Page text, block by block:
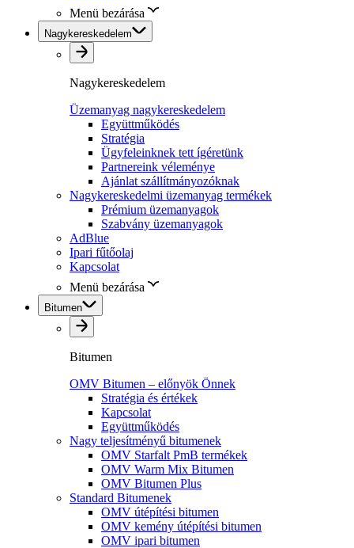
Menü bezárása
Nagykereskedelem
Nagykereskedelem
Üzemanyag nagykereskedelem
Együttműködés
Stratégia
Ügyfeleinknek tett ígéretünk
Partnereink véleménye
Ajánlat szállítmányozóknak
Nagykereskedelmi üzemanyag termékek
Prémium üzemanyagok
Szabvány üzemanyagok
AdBlue
Ipari fűtőolaj
Kapcsolat
Menü bezárása
Bitumen
Bitumen
OMV Bitumen – előnyök Önnek
Stratégia és értékek
Kapcsolat
Együttműködés
Nagy teljesítményű bitumenek
OMV Starfalt PmB termékek
OMV Warm Mix Bitumen
OMV Bitumen Plus
Standard Bitumenek
OMV útépítési bitumen
OMV kemény útépítési bitumen
OMV ipari bitumen